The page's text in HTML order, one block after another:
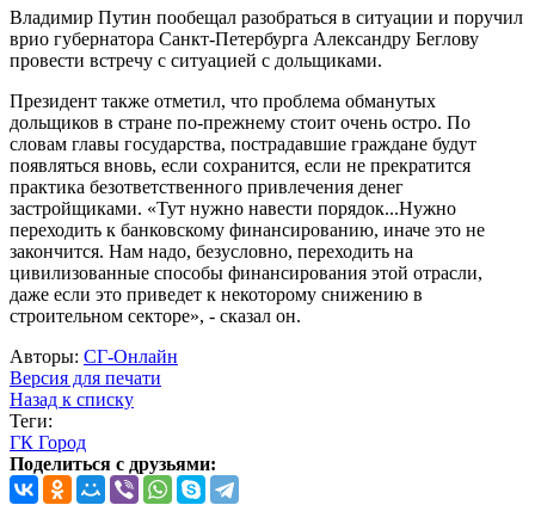
Владимир Путин пообещал разобраться в ситуации и поручил
врио губернатора Санкт-Петербурга Александру Беглову
провести встречу с ситуацией с дольщиками.
Президент также отметил, что проблема обманутых
дольщиков в стране по-прежнему стоит очень остро. По
словам главы государства, пострадавшие граждане будут
появляться вновь, если сохранится, если не прекратится
практика безответственного привлечения денег
застройщиками. «Тут нужно навести порядок...Нужно
переходить к банковскому финансированию, иначе это не
закончится. Нам надо, безусловно, переходить на
цивилизованные способы финансирования этой отрасли,
даже если это приведет к некоторому снижению в
строительном секторе», - сказал он.
Авторы: СГ-Онлайн
Версия для печати
Назад к списку
Теги:
ГК Город
Поделиться с друзьями: